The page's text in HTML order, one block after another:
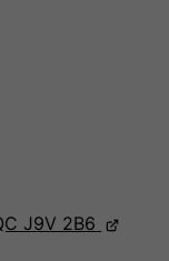
J9V 2B6